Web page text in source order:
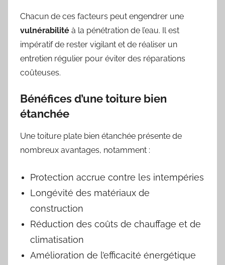
Chacun de ces facteurs peut engendrer une
vulnérabilité à la pénétration de l’eau. Il est
impératif de rester vigilant et de réaliser un
entretien régulier pour éviter des réparations
coûteuses.
Bénéfices d’une toiture bien
étanchée
Une toiture plate bien étanchée présente de
nombreux avantages, notamment :
Protection accrue contre les intempéries
Longévité des matériaux de
construction
Réduction des coûts de chauffage et de
climatisation
Amélioration de l’efficacité énergétique